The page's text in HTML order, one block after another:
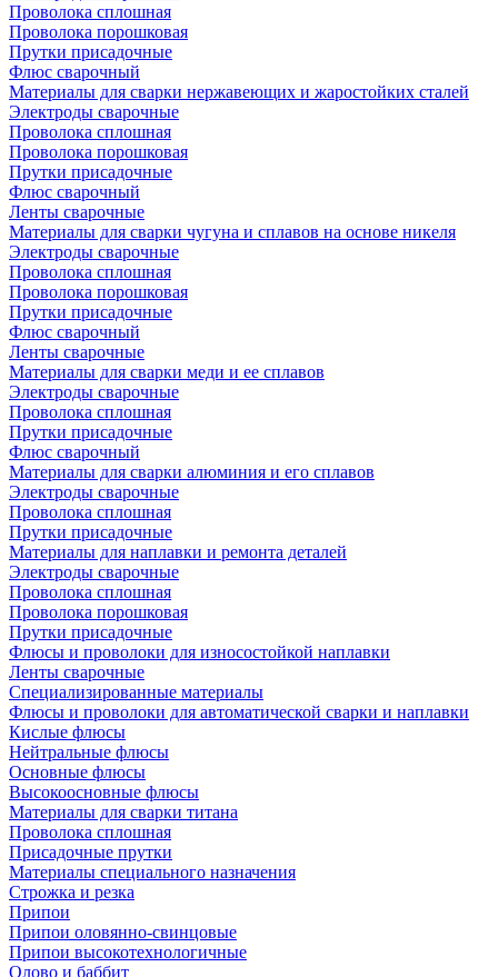
Проволока сплошная
Проволока порошковая
Прутки присадочные
Флюс сварочный
Материалы для сварки нержавеющих и жаростойких сталей
Электроды сварочные
Проволока сплошная
Проволока порошковая
Прутки присадочные
Флюс сварочный
Ленты сварочные
Материалы для сварки чугуна и сплавов на основе никеля
Электроды сварочные
Проволока сплошная
Проволока порошковая
Прутки присадочные
Флюс сварочный
Ленты сварочные
Материалы для сварки меди и ее сплавов
Электроды сварочные
Проволока сплошная
Прутки присадочные
Флюс сварочный
Материалы для сварки алюминия и его сплавов
Электроды сварочные
Проволока сплошная
Прутки присадочные
Материалы для наплавки и ремонта деталей
Электроды сварочные
Проволока сплошная
Проволока порошковая
Прутки присадочные
Флюсы и проволоки для износостойкой наплавки
Ленты сварочные
Специализированные материалы
Флюсы и проволоки для автоматической сварки и наплавки
Кислые флюсы
Нейтральные флюсы
Основные флюсы
Высокоосновные флюсы
Материалы для сварки титана
Проволока сплошная
Присадочные прутки
Материалы специального назначения
Строжка и резка
Припои
Припои оловянно-свинцовые
Припои высокотехнологичные
Олово и баббит